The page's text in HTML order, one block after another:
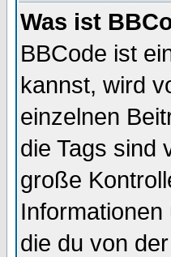
Was ist
BBCode ist
kannst, wird
einzelnen
die Tags sind
große
die du von